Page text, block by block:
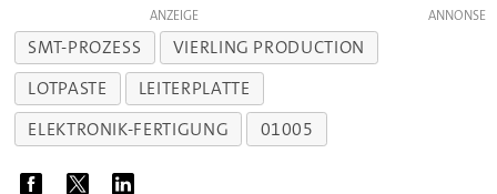
ANZEIGE
SMT-PROZESS
VIERLING PRODUCTION
LOTPASTE
LEITERPLATTE
ELEKTRONIK-FERTIGUNG
01005